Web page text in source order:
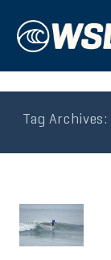
Tag Archives: